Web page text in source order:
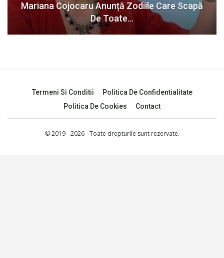
Mariana Cojocaru Anunță Zodiile Care Scapă
De Toate…
Termeni Si Conditii
Politica De Confidentialitate
Politica De Cookies
Contact
© 2019 - 2026 - Toate drepturile sunt rezervate.